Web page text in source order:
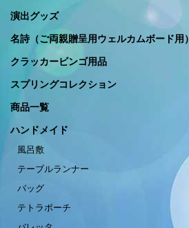
演出グッズ
名詩（ご両親贈呈用ウェルカムボード用）
クラッカービンゴ用品
スプリングコレクション
商品一覧
ハンドメイド
風呂敷
テーブルランナー
バッグ
テトラポーチ